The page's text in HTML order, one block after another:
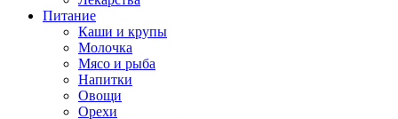
Питание
Каши и крупы
Молочка
Мясо и рыба
Напитки
Овощи
Орехи